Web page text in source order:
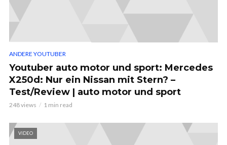
ANDERE YOUTUBER
Youtuber auto motor und sport: Mercedes
X250d: Nur ein Nissan mit Stern? –
Test/Review | auto motor und sport
248 views 1 min read
VIDEO